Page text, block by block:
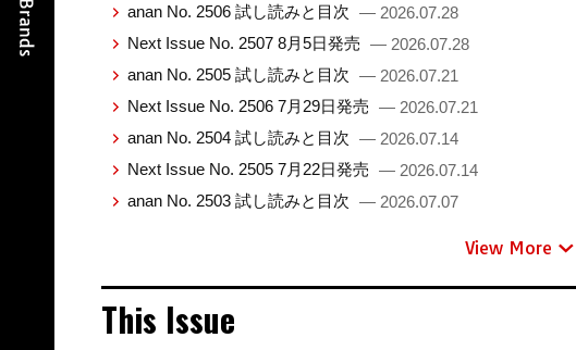
anan No. 2506 試し読みと目次 — 2026.07.28
Next Issue No. 2507 8月5日発売 — 2026.07.28
anan No. 2505 試し読みと目次 — 2026.07.21
Next Issue No. 2506 7月29日発売 — 2026.07.21
anan No. 2504 試し読みと目次 — 2026.07.14
Next Issue No. 2505 7月22日発売 — 2026.07.14
anan No. 2503 試し読みと目次 — 2026.07.07
View More
This Issue